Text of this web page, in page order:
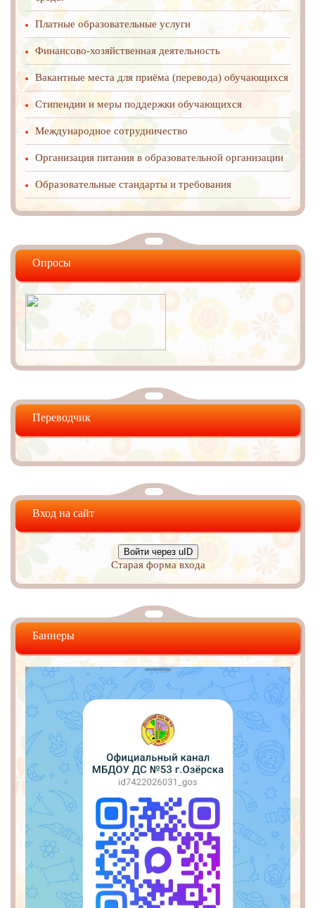
Платные образовательные услуги
Финансово-хозяйственная деятельность
Вакантные места для приёма (перевода) обучающихся
Стипендии и меры поддержки обучающихся
Международное cотрудничество
Организация питания в образовательной организации
Образовательные стандарты и требования
Опросы
Переводчик
Вход на сайт
Войти через uID
Старая форма входа
Баннеры